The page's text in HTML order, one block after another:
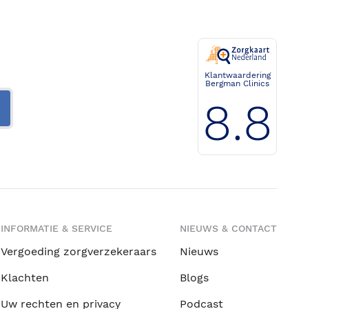
Klantwaardering
Bergman Clinics
8.8
INFORMATIE & SERVICE
Vergoeding zorgverzekeraars
Klachten
Uw rechten en privacy
NIEUWS & CONTACT
Nieuws
Blogs
Podcast